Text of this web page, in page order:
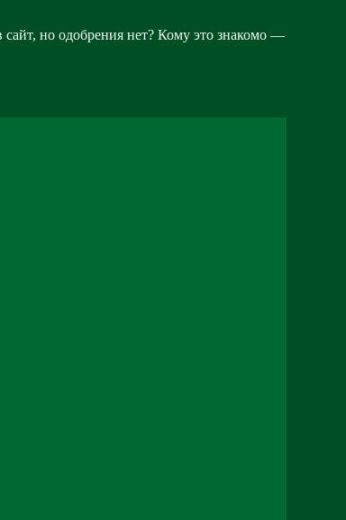
сайт, но одобрения нет? Кому это знакомо —